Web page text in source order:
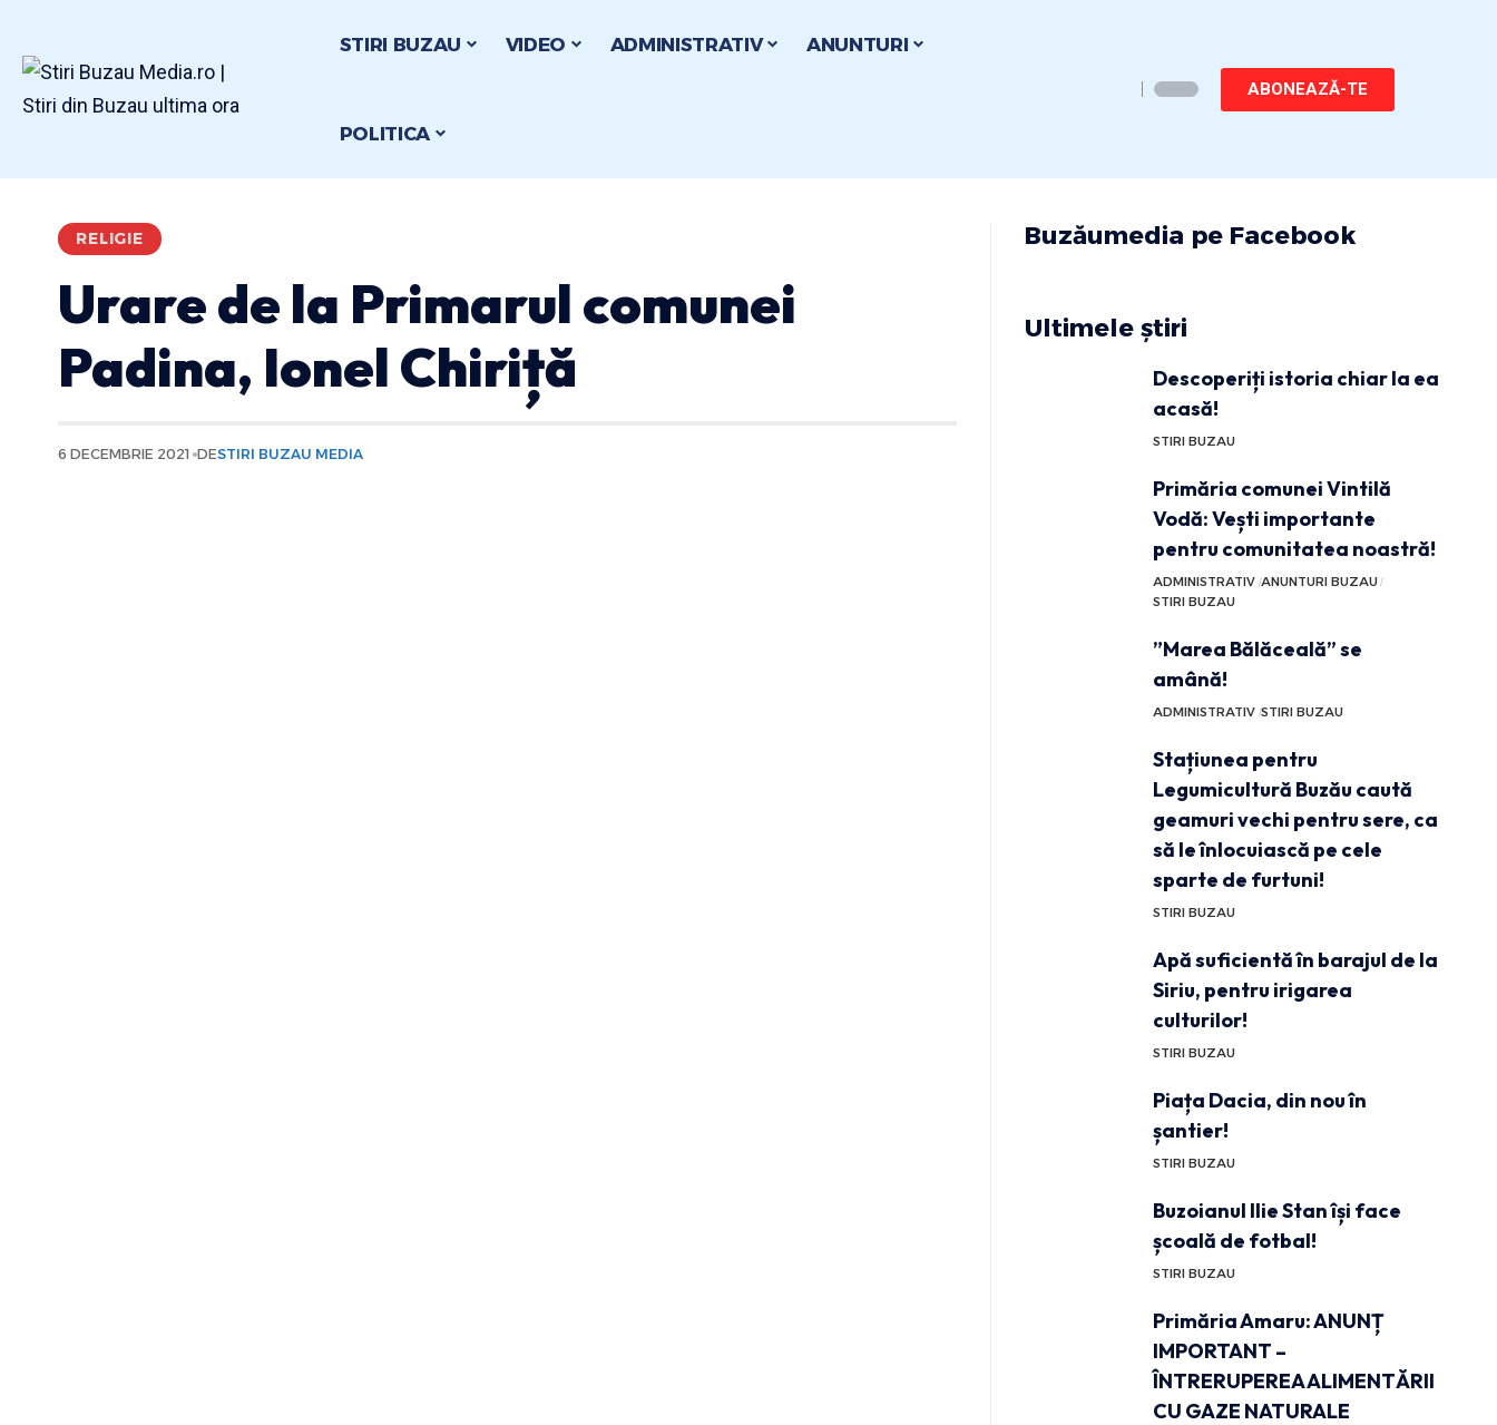
STIRI BUZAU VIDEO ADMINISTRATIV ANUNTURI
POLITICA
ABONEAZĂ-TE
RELIGIE
Urare de la Primarul comunei
Padina, Ionel Chiriță
6 DECEMBRIE 2021 DESTIRI BUZAU MEDIA
Buzăumedia pe Facebook
Ultimele știri
Descoperiți istoria chiar la ea
acasă!
STIRI BUZAU
Primăria comunei Vintilă
Vodă: Vești importante
pentru comunitatea noastră!
ADMINISTRATIV ANUNTURI BUZAU
STIRI BUZAU
”Marea Bălăceală” se
amână!
ADMINISTRATIV STIRI BUZAU
Stațiunea pentru
Legumicultură Buzău caută
geamuri vechi pentru sere, ca
să le înlocuiască pe cele
sparte de furtuni!
STIRI BUZAU
Apă suficientă în barajul de la
Siriu, pentru irigarea
culturilor!
STIRI BUZAU
Piața Dacia, din nou în
șantier!
STIRI BUZAU
Buzoianul Ilie Stan își face
școală de fotbal!
STIRI BUZAU
Primăria Amaru: ANUNȚ
IMPORTANT –
ÎNTRERUPEREA ALIMENTĂRII
CU GAZE NATURALE